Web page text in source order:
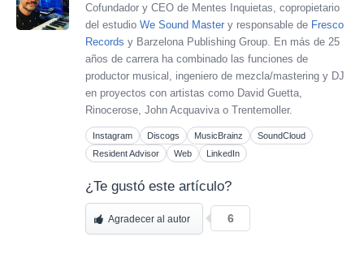
Cofundador y CEO de Mentes Inquietas, copropietario
del estudio We Sound Master y responsable de Fresco
Records y Barzelona Publishing Group. En más de 25
años de carrera ha combinado las funciones de
productor musical, ingeniero de mezcla/mastering y DJ
en proyectos con artistas como David Guetta,
Rinocerose, John Acquaviva o Trentemoller.
Instagram Discogs MusicBrainz
SoundCloud
Resident Advisor
Web LinkedIn
¿Te gustó este artículo?
Agradecer al autor 6